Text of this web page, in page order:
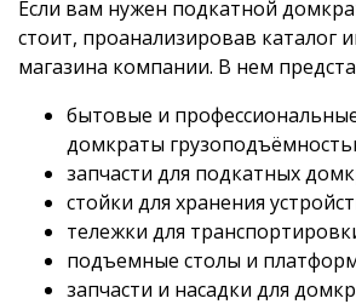
Если вам нужен подкатной
стоит, проанализировав каталог
магазина компании. В нем
бытовые и
домкраты
запчасти для подкатных
стойки для хранения
тележки для
подъемные столы и
запчасти и насадки для